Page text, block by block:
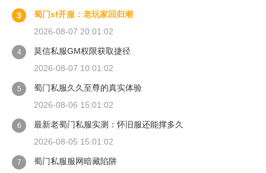
3
蜀门sf开服：老玩家回归潮
2026-08-07 20:01:02
4
莫信私服GM权限获取捷径
2026-08-07 10:01:02
5
蜀门私服久久至尊的真实体验
2026-08-06 15:01:02
6
最新老蜀门私服实测：怀旧服还能撑多久
2026-08-05 15:01:02
7
蜀门私服服网暗藏陷阱